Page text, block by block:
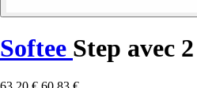
Softee Step avec